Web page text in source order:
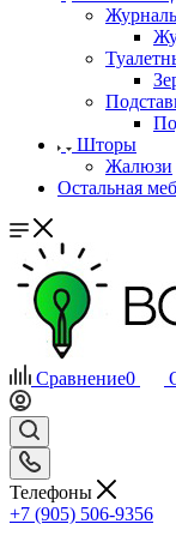
Шторы
Жалюзи
Остальная
Сравнение0
Телефоны
+7 (905) 506-9356